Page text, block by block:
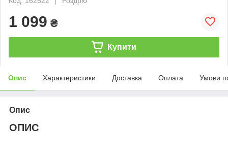
1 099 ₴
Купити
Опис Характеристики Доставка Оплата Умови
Опис
ОПИС